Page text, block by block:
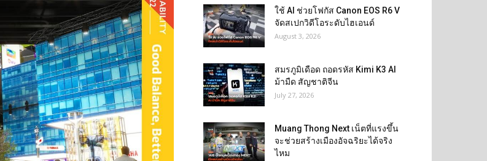
ใช้ AI ช่วยโฟกัส Canon EOS R6 V
จัดสเปกวิดีโอระดับไฮเอนด์
August 3, 2026
สมรภูมิเดือด ถอดรหัส Kimi K3 AI
ม้ามืด สัญชาติจีน
July 27, 2026
Muang Thong Next เน็ตที่แรงขึ้น
จะช่วยสร้างเมืองอัจฉริยะได้จริง
ไหม